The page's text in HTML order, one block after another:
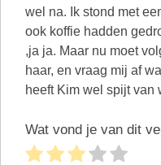
wel na. Ik stond met
ook koffie hadden
,ja ja. Maar nu moet
haar, en vraag mij af
heeft Kim wel spijt van
Wat vond je van dit